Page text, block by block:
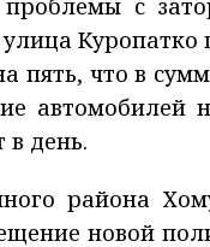
пять, что в
автомобилей
в день.
района
новой